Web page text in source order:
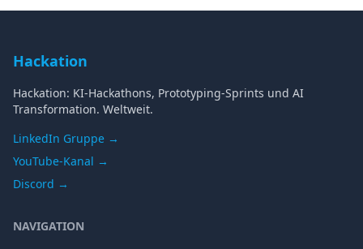
Hackation
Hackation: KI-Hackathons, Prototyping-Sprints und AI
Transformation. Weltweit.
LinkedIn Gruppe →
YouTube-Kanal →
Discord →
NAVIGATION